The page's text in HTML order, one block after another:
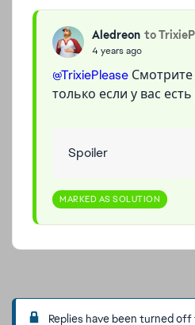
Aledreon to
4 years ago
@TrixiePlease Смотрите
только если у вас есть
Spoiler
MARKED AS SOLUTION
Replies have been turned